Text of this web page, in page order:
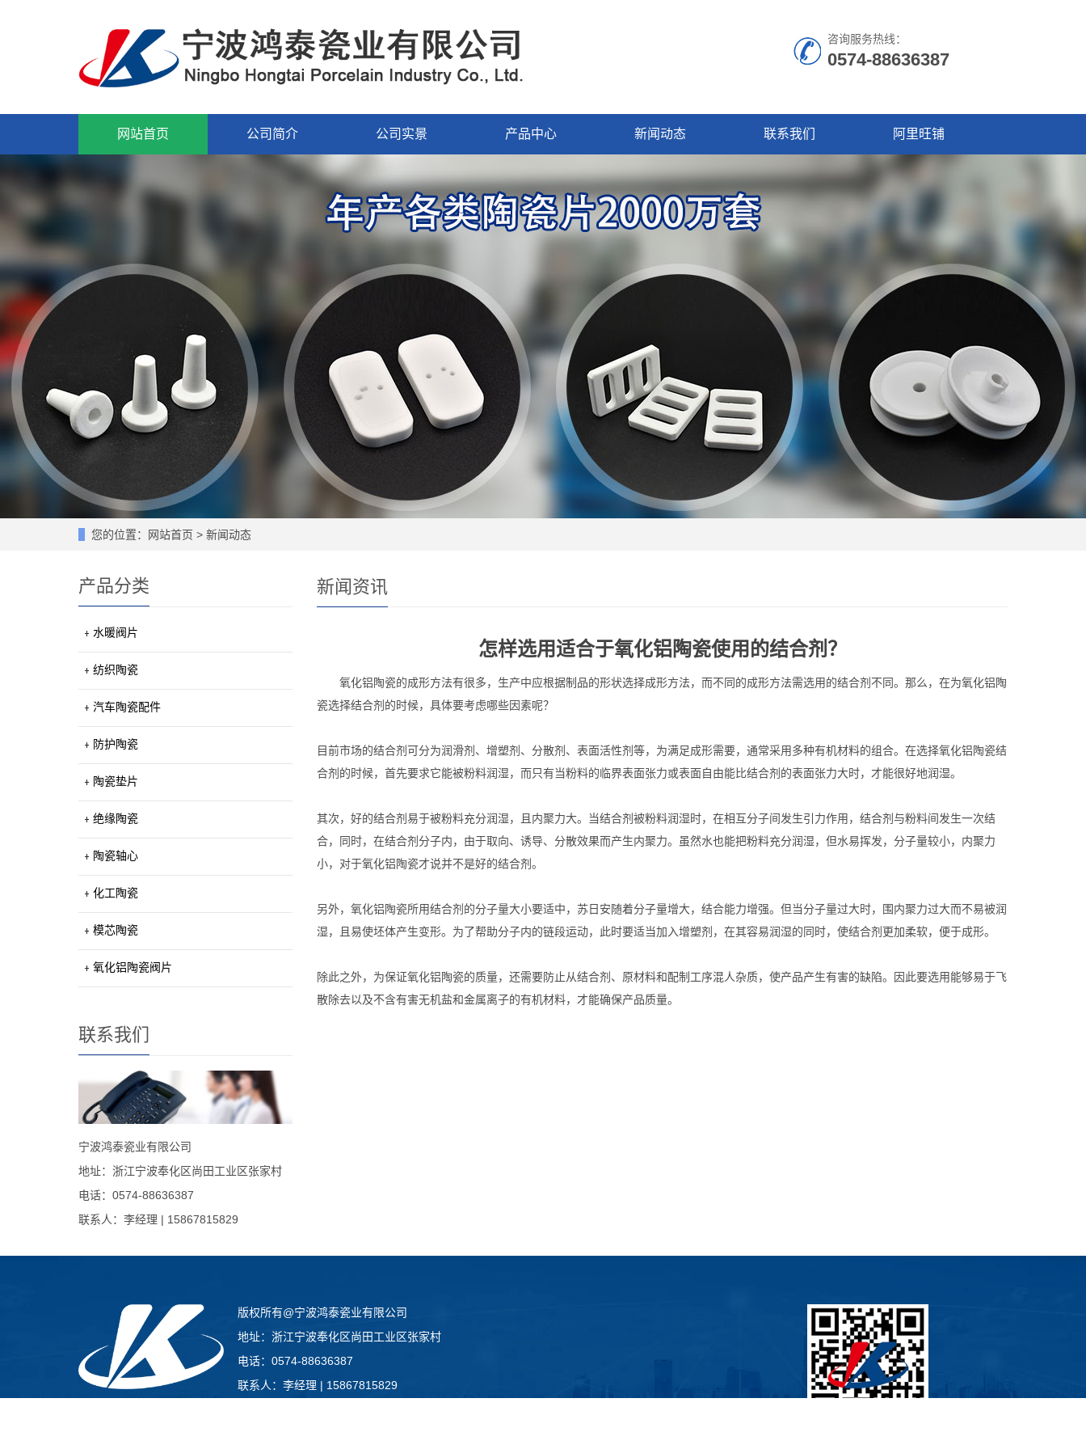
咨询服务热线：
0574-88636387
网站首页 公司简介 公司实景 产品中心 新闻动态 联系我们 阿里旺铺
您的位置： 网站首页 > 新闻动态
新闻资讯
怎样选用适合于氧化铝陶瓷使用的结合剂？
氧化铝陶瓷的成形方法有很多，生产中应根据制品的形状选择成形方法，而不同的成形方法需选用的结合剂不同。那么，在为氧化铝陶
瓷选择结合剂的时候，具体要考虑哪些因素呢？
目前市场的结合剂可分为润滑剂、增塑剂、分散剂、表面活性剂等，为满足成形需要，通常采用多种有机材料的组合。在选择氧化铝陶瓷结
合剂的时候，首先要求它能被粉料润湿，而只有当粉料的临界表面张力或表面自由能比结合剂的表面张力大时，才能很好地润湿。
其次，好的结合剂易于被粉料充分润湿，且内聚力大。当结合剂被粉料润湿时，在相互分子间发生引力作用，结合剂与粉料间发生一次结
合，同时，在结合剂分子内，由于取向、诱导、分散效果而产生内聚力。虽然水也能把粉料充分润湿，但水易挥发，分子量较小，内聚力
小，对于氧化铝陶瓷才说并不是好的结合剂。
另外，氧化铝陶瓷所用结合剂的分子量大小要适中，苏日安随着分子量增大，结合能力增强。但当分子量过大时，围内聚力过大而不易被润
湿，且易使坯体产生变形。为了帮助分子内的链段运动，此时要适当加入增塑剂，在其容易润湿的同时，使结合剂更加柔软，便于成形。
除此之外，为保证氧化铝陶瓷的质量，还需要防止从结合剂、原材料和配制工序混人杂质，使产品产生有害的缺陷。因此要选用能够易于飞
散除去以及不含有害无机盐和金属离子的有机材料，才能确保产品质量。
产品分类
水暖阀片
纺织陶瓷
汽车陶瓷配件
防护陶瓷
陶瓷垫片
绝缘陶瓷
陶瓷轴心
化工陶瓷
模芯陶瓷
氧化铝陶瓷阀片
联系我们
宁波鸿泰瓷业有限公司
地址：浙江宁波奉化区尚田工业区张家村
电话：0574-88636387
联系人：李经理 | 15867815829
版权所有@宁波鸿泰瓷业有限公司
地址：浙江宁波奉化区尚田工业区张家村
电话：0574-88636387
联系人：李经理 | 15867815829